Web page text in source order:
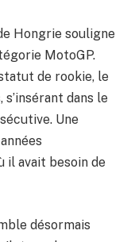
Hongrie souligne
MotoGP.
de rookie, le
dans le
Une
il avait besoin de
désormais